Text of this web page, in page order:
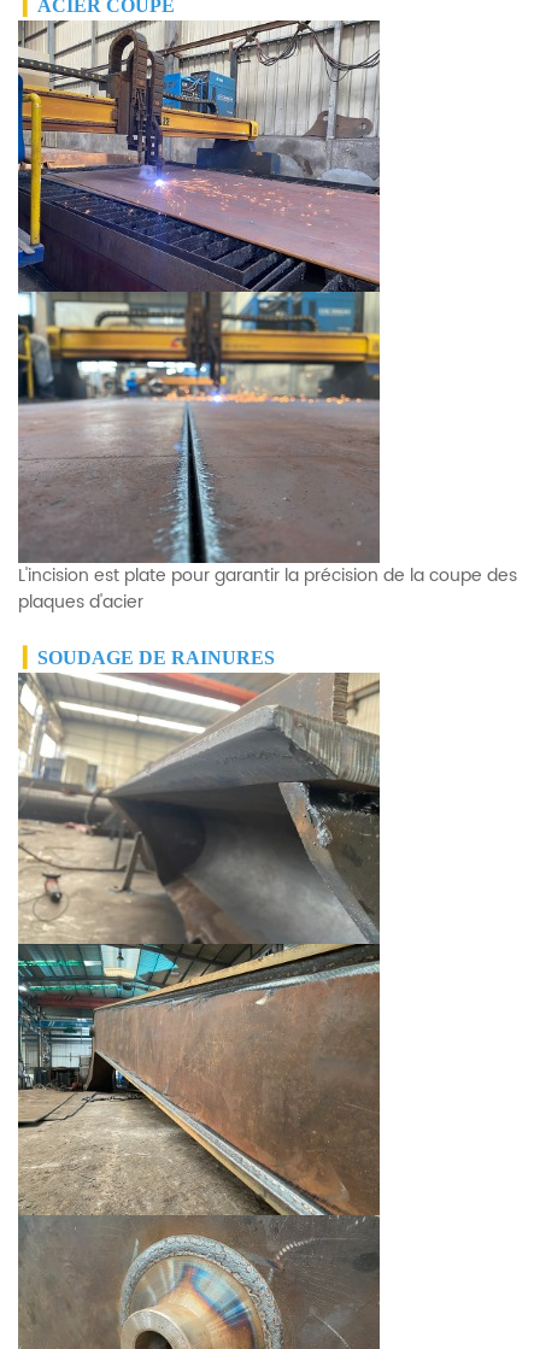
ACIER COUPE
L'incision est plate pour garantir la précision de la coupe des
plaques d'acier
SOUDAGE DE RAINURES